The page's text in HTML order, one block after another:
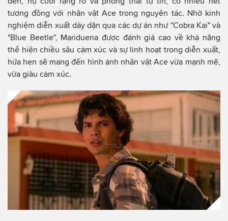
tương đồng với nhân vật Ace trong nguyên tác. Nhờ kinh
nghiệm diễn xuất dày dặn qua các dự án như "Cobra Kai" và
"Blue Beetle", Mariduena được đánh giá cao về khả năng
thể hiện chiều sâu cảm xúc và sự linh hoạt trong diễn xuất,
hứa hẹn sẽ mang đến hình ảnh nhân vật Ace vừa mạnh mẽ,
vừa giàu cảm xúc.